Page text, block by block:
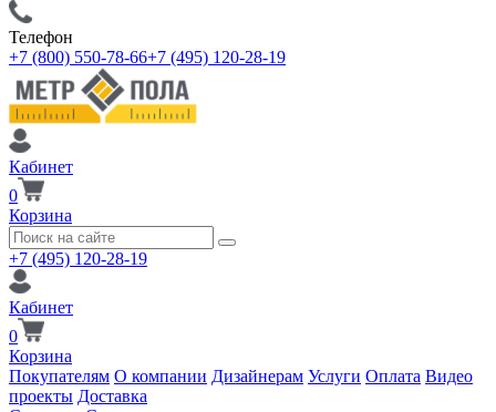
Телефон
+7 (800) 550-78-66+7 (495) 120-28-19
Кабинет
0
Корзина
+7 (495) 120-28-19
Кабинет
0
Корзина
Покупателям О компании Дизайнерам Услуги Оплата Видео
проекты Доставка